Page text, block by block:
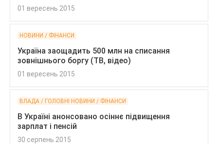
01 вересень 2015
НОВИНИ / ФІНАНСИ
Україна заощадить 500 млн на списання
зовнішнього боргу (ТВ, відео)
01 вересень 2015
ВЛАДА / ГОЛОВНІ НОВИНИ / ФІНАНСИ
В Україні анонсовано осіннє підвищення
зарплат і пенсій
30 серпень 2015